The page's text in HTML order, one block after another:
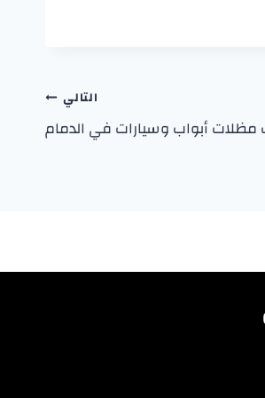
التالي
مظلات أبواب وسيارات في الدمام